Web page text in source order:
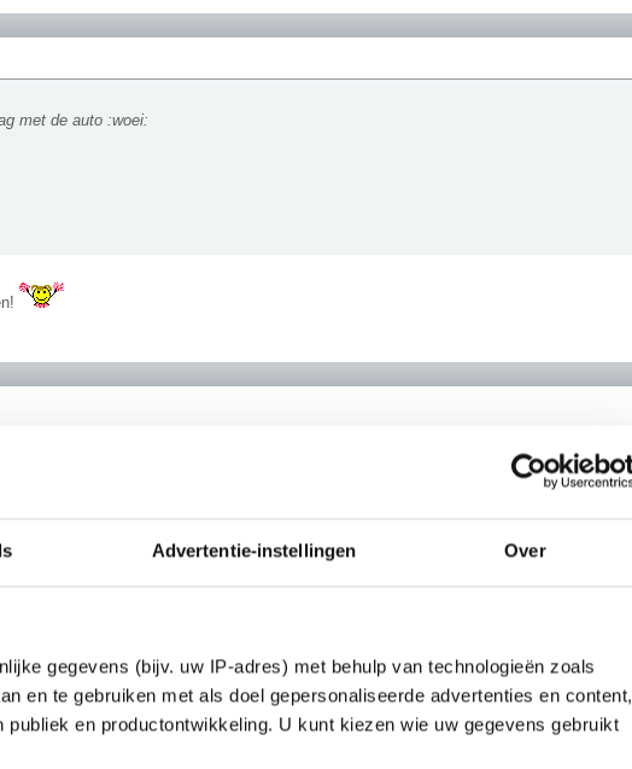
Advertentie-instellingen Over
gegevens (bijv. uw IP-adres) met behulp van technologieën zoals
en te gebruiken met als doel gepersonaliseerde advertenties en content,
en productontwikkeling. U kunt kiezen wie uw gegevens gebruikt
met de auto :woei: